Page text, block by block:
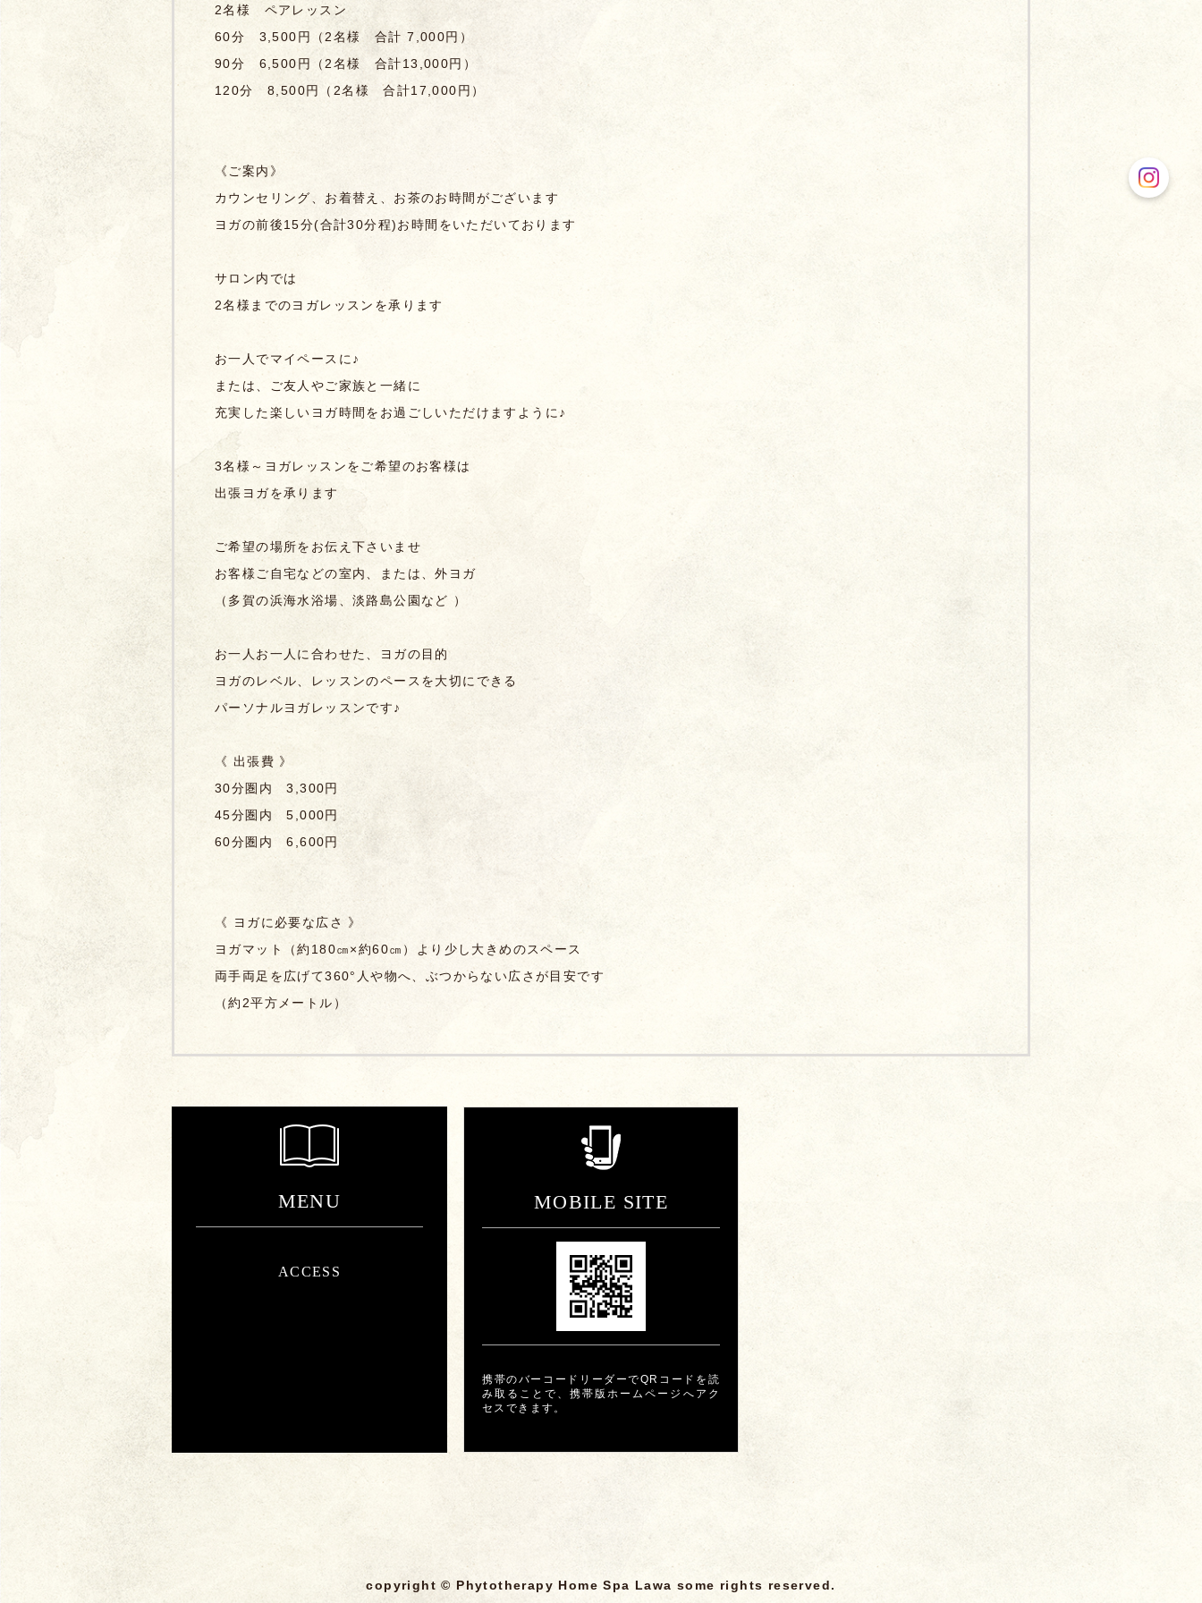
2名様 ペアレッスン
60分 3,500円（2名様 合計 7,000円）
90分 6,500円
（2名様 合計13,000円 ）
120分 8,500円
（2名様 合計17,000円 ）
《ご案内》
カウンセリング、お着替え、お茶のお時間がございます
ヨガの前後15分(合計30分程)お時間をいただいております
サロン内では
2名様までのヨガレッスンを承ります
お一人でマイペースに♪
または、ご友人やご家族と一緒に
充実した楽しいヨガ時間をお過ごしいただけますように♪
3名様～ヨガレッスンをご希望のお客様は
出張ヨガを承ります
ご希望の場所をお伝え下さいませ
お客様ご自宅などの室内、または、外ヨガ
（多賀の浜海水浴場、淡路島公園など ）
お一人お一人に合わせた、ヨガの目的
ヨガのレベル、レッスンのペースを大切にできる
パーソナルヨガレッスンです♪
《 出張費 》
30分圏内 3,300円
45分圏内 5,000円
60分圏内 6,600円
《 ヨガに必要な広さ 》
ヨガマット（約180㎝×約60㎝）より少し大きめのスペース
両手両足を広げて360°人や物へ、ぶつからない広さが目安です
（約2平方メートル）
MENU
ACCESS
MOBILE SITE
携帯のバーコードリーダーでQRコードを読
み取ることで、携帯版ホームページへアク
セスできます。
copyright © Phytotherapy Home Spa Lawa some rights reserved.